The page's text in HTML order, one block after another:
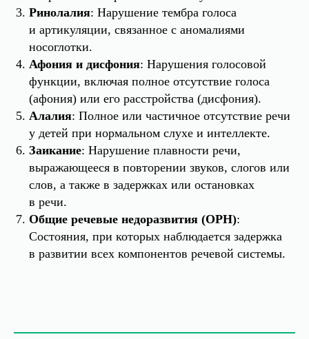
Ринолалия: Нарушение тембра голоса
и артикуляции, связанное с аномалиями
носоглотки.
Афония и дисфония: Нарушения голосовой
функции, включая полное отсутствие голоса
(афония) или его расстройства (дисфония).
Алалия: Полное или частичное отсутствие речи
у детей при нормальном слухе и интеллекте.
Заикание: Нарушение плавности речи,
выражающееся в повторении звуков, слогов или
слов, а также в задержках или остановках
в речи.
Общие речевые недоразвития (ОРН):
Состояния, при которых наблюдается задержка
в развитии всех компонентов речевой системы.